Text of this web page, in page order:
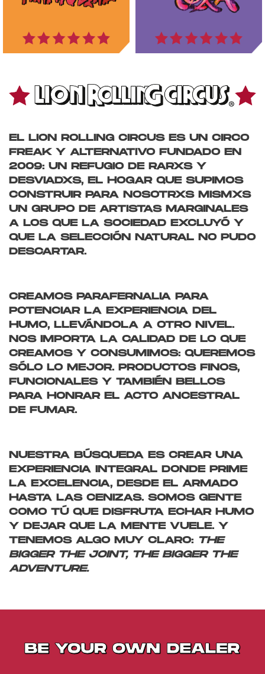
EL LION ROLLING CIRCUS ES UN CIRCO
FREAK Y ALTERNATIVO FUNDADO EN
2009: UN REFUGIO DE RARXS Y
DESVIADXS, EL HOGAR QUE SUPIMOS
CONSTRUIR PARA NOSOTRXS MISMXS
UN GRUPO DE ARTISTAS MARGINALES
A LOS QUE LA SOCIEDAD EXCLUYÓ Y
QUE LA SELECCIÓN NATURAL NO PUDO
DESCARTAR.
CREAMOS PARAFERNALIA PARA
POTENCIAR LA EXPERIENCIA DEL
HUMO, LLEVÁNDOLA A OTRO NIVEL.
NOS IMPORTA LA CALIDAD DE LO QUE
CREAMOS Y CONSUMIMOS: QUEREMOS
SÓLO LO MEJOR. PRODUCTOS FINOS,
FUNCIONALES Y TAMBIÉN BELLOS
PARA HONRAR EL ACTO ANCESTRAL
DE FUMAR.
NUESTRA BÚSQUEDA ES CREAR UNA
EXPERIENCIA INTEGRAL DONDE PRIME
LA EXCELENCIA, DESDE EL ARMADO
HASTA LAS CENIZAS. SOMOS GENTE
COMO TÚ QUE DISFRUTA ECHAR HUMO
Y DEJAR QUE LA MENTE VUELE. Y
TENEMOS ALGO MUY CLARO: THE
BIGGER THE JOINT, THE BIGGER THE
ADVENTURE.